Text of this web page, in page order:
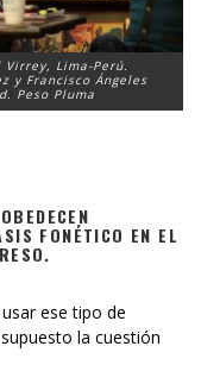
Virrey, Lima-Perú.
y Francisco Ángeles
Peso Pluma
OBEDECEN
FONÉTICO EN EL
ese tipo de
la cuestión